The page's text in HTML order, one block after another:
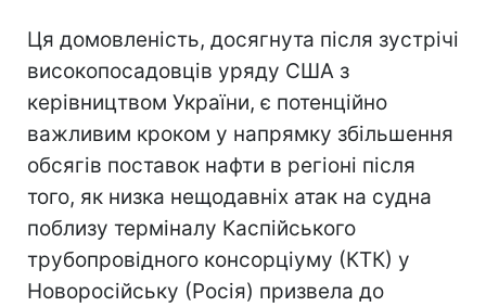
Ця домовленість, досягнута після зустрічі
високопосадовців уряду США з
керівництвом України, є потенційно
важливим кроком у напрямку збільшення
обсягів поставок нафти в регіоні після
того, як низка нещодавніх атак на судна
поблизу терміналу Каспійського
трубопровідного консорціуму (КТК) у
Новоросійську (Росія) призвела до